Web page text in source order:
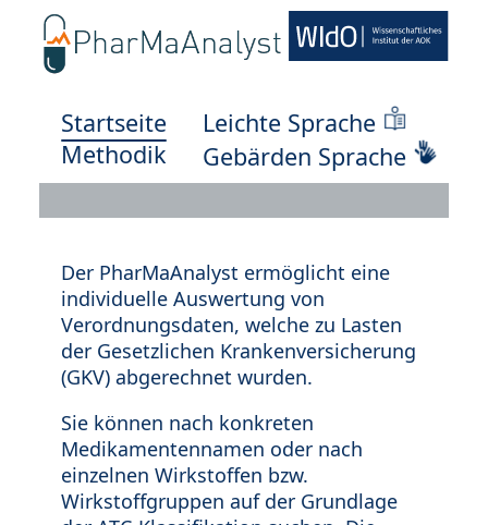
Startseite
Methodik
Leichte Sprache
Gebärden Sprache
Der PharMaAnalyst ermöglicht eine
individuelle Auswertung von
Verordnungsdaten, welche zu Lasten
der Gesetzlichen Krankenversicherung
(GKV) abgerechnet wurden.
Sie können nach konkreten
Medikamentennamen oder nach
einzelnen Wirkstoffen bzw.
Wirkstoffgruppen auf der Grundlage